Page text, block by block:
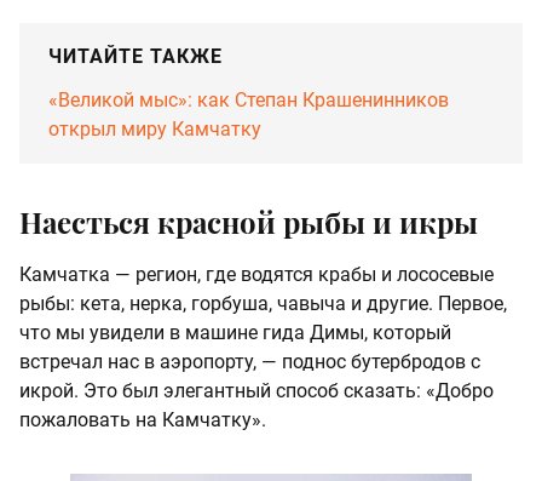
ЧИТАЙТЕ ТАКЖЕ
«Великой мыс»: как Степан Крашенинников
открыл миру Камчатку
Наесться красной рыбы и икры
Камчатка — регион, где водятся крабы и лососевые
рыбы: кета, нерка, горбуша, чавыча и другие. Первое,
что мы увидели в машине гида Димы, который
встречал нас в аэропорту, — поднос бутербродов с
икрой. Это был элегантный способ сказать: «Добро
пожаловать на Камчатку».